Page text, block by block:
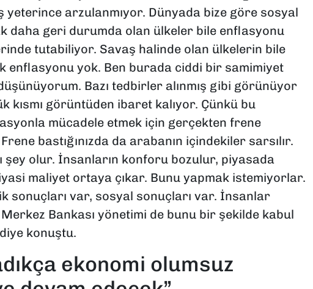
yeterince arzulanmıyor. Dünyada bize göre sosyal
daha geri durumda olan ülkeler bile enflasyonu
tutabiliyor. Savaş halinde olan ülkelerin bile
enflasyonu yok. Ben burada ciddi bir samimiyet
Bazı tedbirler alınmış gibi görünüyor
kısmı görüntüden ibaret kalıyor. Çünkü bu
mücadele etmek için gerçekten frene
bastığınızda da arabanın içindekiler sarsılır.
şey olur. İnsanların konforu bozulur, piyasada
maliyet ortaya çıkar. Bunu yapmak istemiyorlar.
sonuçları var, sosyal sonuçları var. İnsanlar
Merkez Bankası yönetimi de bunu bir şekilde kabul
konuştu.
ekonomi olumsuz